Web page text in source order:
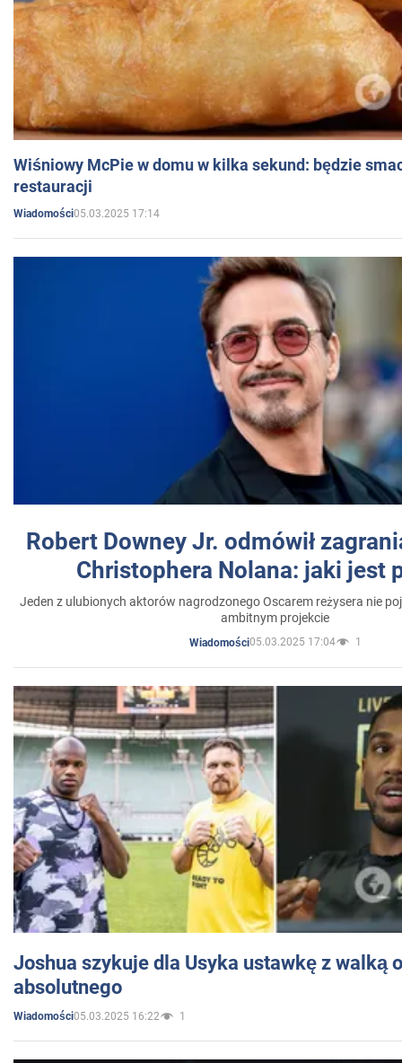
Wiśniowy McPie w domu w kilka sekund: będzie
restauracji
Wiadomości05.03.2025 17:14
Robert Downey Jr. odmówił
Christophera Nolana: jaki jest
Jeden z ulubionych aktorów nagrodzonego Oscarem reżysera nie
ambitnym projekcie
Wiadomości05.03.2025 17:04 1
Joshua szykuje dla Usyka ustawkę z walką
absolutnego
Wiadomości05.03.2025 16:22 1